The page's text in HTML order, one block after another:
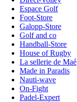
Espace Golf
Foot-Store
Galopp-Store
Golf and co
Handball-Store
House of Rugby
La sellerie de Maé
Made in Paradis
Nauti-wave
On-Fight
Padel-Expert